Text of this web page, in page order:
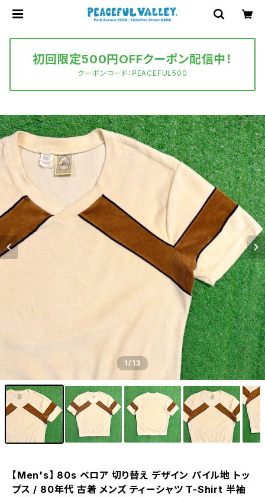
初回限定500円OFFクーポン配信中！
クーポンコード：PEACEFUL500
1/13
【Men's】 80s ベロア 切り替え デザイン パイル地 トッ
プス / 80年代 古着 メンズ ティーシャツ T-Shirt 半袖